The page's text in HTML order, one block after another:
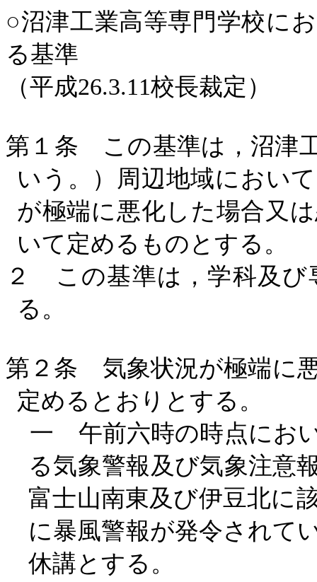
○沼津工業高等専門学校に
る基準
（平成26.3.11校長裁定）
第１条 この基準は，沼津
いう。）周辺地域におい
が極端に悪化した場合又
いて定めるものとする。
２ この基準は，学科及び
る。
第２条 気象状況が極端に
定めるとおりとする。
一 午前六時の時点にお
る気象警報及び気象注意
富士山南東及び伊豆北に
に暴風警報が発令されて
休講とする。